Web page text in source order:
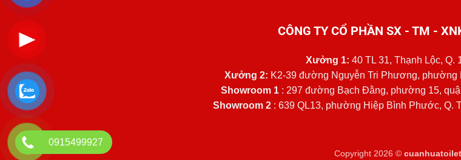
CÔNG TY CỔ PHẦN SX - TM -
Xưởng 1: 40 TL 31, Thạnh Lộc, Q.
Xưởng 2: K2-39 đường Nguyễn Tri Phương, phường
Showroom 1: 297 đường Bạch Đằng, phường 15,
Showroom 2 : 639 QL13, phường Hiệp Bình Phước, Q.
Copyright 2026 ©
0915499927